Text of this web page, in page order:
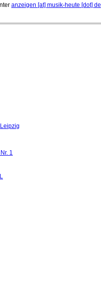
anzeigen [at] musik-heute [dot] de
1